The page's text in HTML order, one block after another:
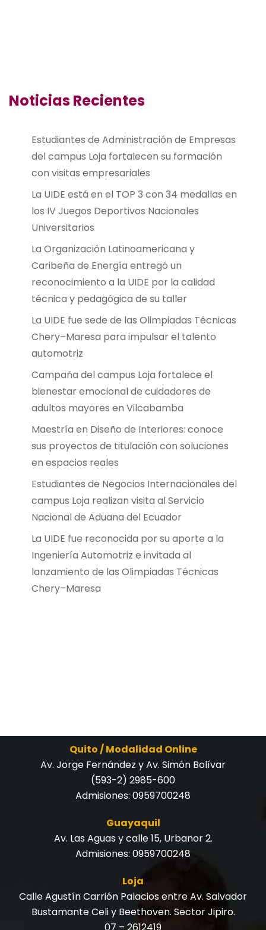
Noticias Recientes
Estudiantes de Administración de Empresas
del campus Loja fortalecen su formación
con visitas empresariales
La UIDE está en el TOP 3 con 34 medallas en
los IV Juegos Deportivos Nacionales
Universitarios
La Organización Latinoamericana y
Caribeña de Energía entregó un
reconocimiento a la UIDE por la calidad
técnica y pedagógica de su taller
La UIDE fue sede de las Olimpiadas Técnicas
Chery–Maresa para impulsar el talento
automotriz
Campaña del campus Loja fortalece el
bienestar emocional de cuidadores de
adultos mayores en Vilcabamba
Maestría en Diseño de Interiores: conoce
sus proyectos de titulación con soluciones
en espacios reales
Estudiantes de Negocios Internacionales del
campus Loja realizan visita al Servicio
Nacional de Aduana del Ecuador
La UIDE fue reconocida por su aporte a la
Ingeniería Automotriz e invitada al
lanzamiento de las Olimpiadas Técnicas
Chery–Maresa
Quito / Modalidad Online
Av. Jorge Fernández y Av. Simón Bolívar
(593-2) 2985-600
Admisiones: 0959700248
Guayaquil
Av. Las Aguas y calle 15, Urbanor 2.
Admisiones: 0959700248
Loja
Calle Agustín Carrión Palacios entre Av. Salvador
Bustamante Celi y Beethoven. Sector Jipiro.